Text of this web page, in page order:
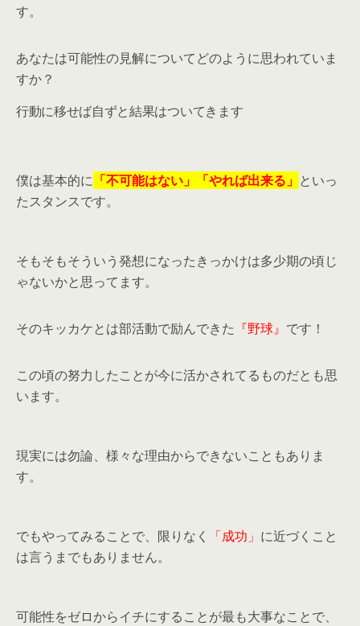
す。
あなたは可能性の見解についてどのように思われていま
すか？
行動に移せば自ずと結果はついてきます
僕は基本的に 「不可能はない」「やれば出来る」 といっ
たスタンスです。
そもそもそういう発想になったきっかけは多少期の頃じ
ゃないかと思ってます。
そのキッカケとは部活動で励んできた 『野球』 です！
この頃の努力したことが今に活かされてるものだとも思
います。
現実には勿論、様々な理由からできないこともありま
す。
でもやってみることで、限りなく 「成功」 に近づくこと
は言うまでもありません。
可能性をゼロからイチにすることが最も大事なことで、